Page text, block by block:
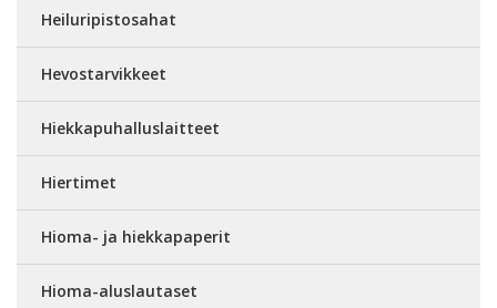
Heiluripistosahat
Hevostarvikkeet
Hiekkapuhalluslaitteet
Hiertimet
Hioma- ja hiekkapaperit
Hioma-aluslautaset